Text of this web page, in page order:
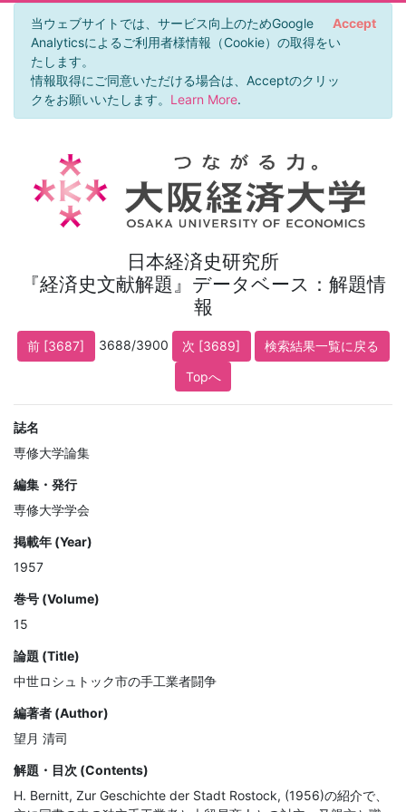
当ウェブサイトでは、サービス向上のためGoogle
Analyticsによるご利用者様情報（Cookie）の取得をい
たします。
情報取得にご同意いただける場合は、Acceptのクリッ
クをお願いいたします。 Learn More.
Accept
日本経済史研究所
『経済史文献解題』データベース：解題情
報
前 [3687] 3688/3900 次 [3689]
検索結果一覧に戻る
Topへ
誌名
専修大学論集
編集・発行
専修大学学会
掲載年 (Year)
1957
巻号 (Volume)
15
論題 (Title)
中世ロシュトック市の手工業者闘争
編著者 (Author)
望月 清司
解題・目次 (Contents)
H. Bernitt, Zur Geschichte der Stadt Rostock, (1956)の紹介で、